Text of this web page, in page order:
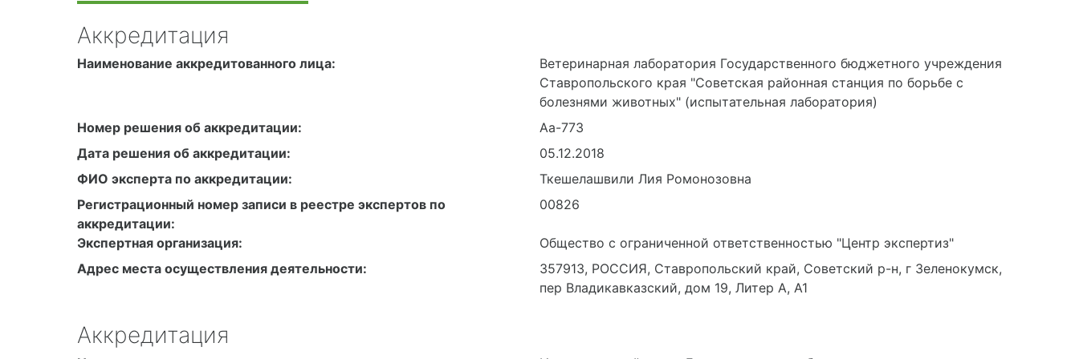
Аккредитация
Наименование аккредитованного лица:
Ветеринарная лаборатория Государственного бюджетного учреждения
Ставропольского края "Советская районная станция по борьбе с
болезнями животных" (испытательная лаборатория)
Номер решения об аккредитации:
Аа-773
Дата решения об аккредитации:
05.12.2018
ФИО эксперта по аккредитации:
Ткешелашвили Лия Ромонозовна
Регистрационный номер записи в реестре экспертов по
аккредитации:
00826
Экспертная организация:
Общество с ограниченной ответственностью "Центр экспертиз"
Адрес места осуществления деятельности:
357913, РОССИЯ, Ставропольский край, Советский р-н, г Зеленокумск,
пер Владикавказский, дом 19, Литер А, А1
Аккредитация